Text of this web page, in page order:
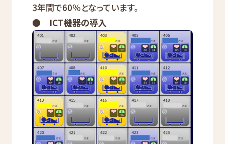
3年間で60％となっています。
● ICT機器の導入